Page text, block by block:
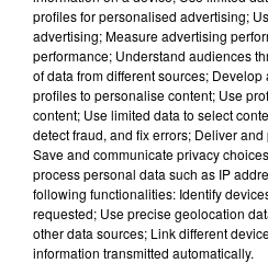
LE MAGASIN
SES PORTES
C'était l'une des
rémois. Le magasin
fermer ses portes.
TITRES DIFFUSÉS
profiles for personalised advertising;
advertising; Measure advertising
performance; Understand audiences
of data from different sources;
profiles to personalise content; Use
content; Use limited data to select
detect fraud, and fix errors; Deliver
Save and communicate privacy
process personal data such as IP
following functionalities: Identify
requested; Use precise geolocation
other data sources; Link different
information transmitted automatically.